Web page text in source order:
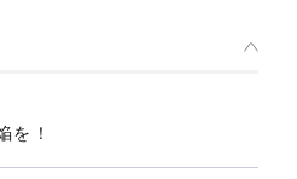
を！